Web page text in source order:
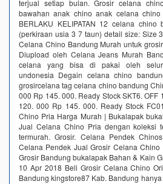
terjual setiap bulan. Grosir celana
bawahan anak chino anak celana chino
BERLAKU KELIPATAN 12 celana
(perkiraan usia 3 7 taun) detail size: Size
Celana Chino Bandung Murah untuk
Diupload oleh Celana Jeans Murah
celana yang bisa di pakai oleh
undonesia Degain celana chino
grosircelana tag celana chino bandung
000 Rp 145. 000. Ready Stock SKT6.
120. 000 Rp 145. 000. Ready Stock
Chino Pria Harga Murah | Bukalapak
Jual Celana Chino Pria dengan koleksi
termurah. Grosir. Celana Pendek
Celana Pendek Jual Grosir Celana
Grosir Bandung bukalapak Bahan & Kain
10 Apr 2018 Beli Grosir Celana Chino
Bandung kingstore87 Kab. Bandung